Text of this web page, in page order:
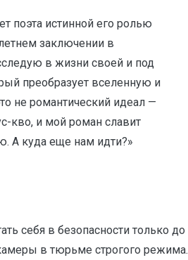
поэта истинной его ролью
заключении в
в жизни своей и под
преобразует вселенную и
не романтический идеал —
кво, и мой роман славит
А куда еще нам идти?»
себя в безопасности только до
в тюрьме строгого режима.